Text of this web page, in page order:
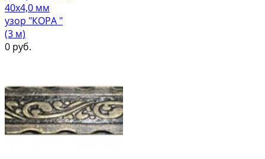
40х4,0 мм
узор "КОРА "
(3 м)
0 руб.